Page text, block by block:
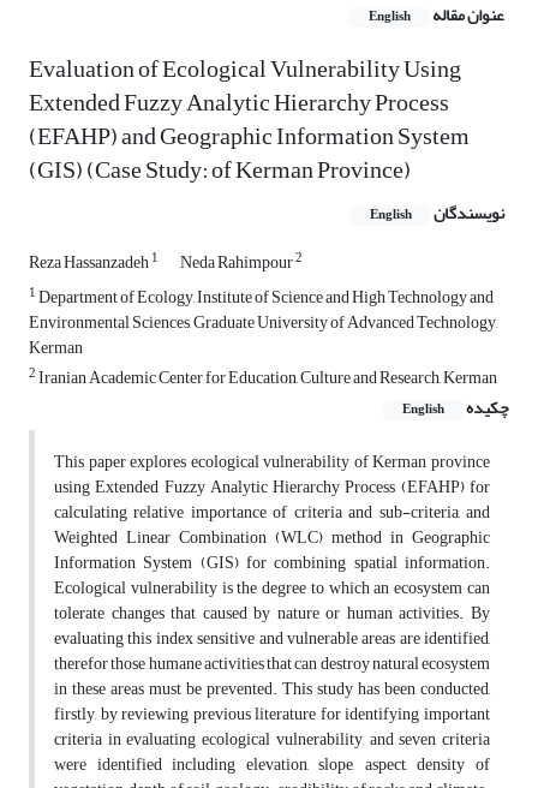
عنوان مقاله English
Evaluation of Ecological Vulnerability Using
Extended Fuzzy Analytic Hierarchy Process
(EFAHP) and Geographic Information System
(GIS) (Case Study: of Kerman Province)
نویسندگان English
Reza Hassanzadeh1 Neda Rahimpour2
1Department of Ecology, Institute of Science and High Technology and
Environmental Sciences, Graduate University of Advanced Technology,
Kerman
2Iranian Academic Center for Education, Culture and Research, Kerman
چکیده
English
This paper explores ecological vulnerability of Kerman province
using Extended Fuzzy Analytic Hierarchy Process (EFAHP) for
calculating relative importance of criteria and sub-criteria, and
Weighted Linear Combination (WLC) method in Geographic
Information System (GIS) for combining spatial information.
Ecological vulnerability is the degree to which an ecosystem can
tolerate changes that caused by nature or human activities. By
evaluating this index sensitive and vulnerable areas are identified,
therefor those humane activities that can destroy natural ecosystem
in these areas must be prevented. This study has been conducted,
firstly, by reviewing previous literature for identifying important
criteria in evaluating ecological vulnerability, and seven criteria
were identified including elevation, slope, aspect, density of